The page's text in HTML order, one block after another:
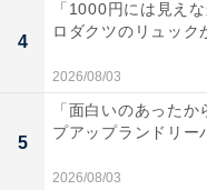
4
「1000円には見え
ロダクツのリュック
2026/08/03
5
「面白いのあった
プアップランドリー
2026/08/03